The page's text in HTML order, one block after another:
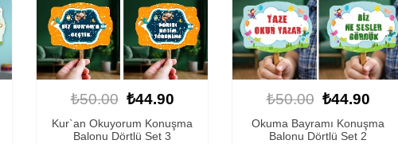
₺50.00 ₺44.90
Kur`an Okuyorum Konuşma
Balonu Dörtlü Set 3
₺50.00 ₺44.90
Okuma Bayramı Konuşma
Balonu Dörtlü Set 2